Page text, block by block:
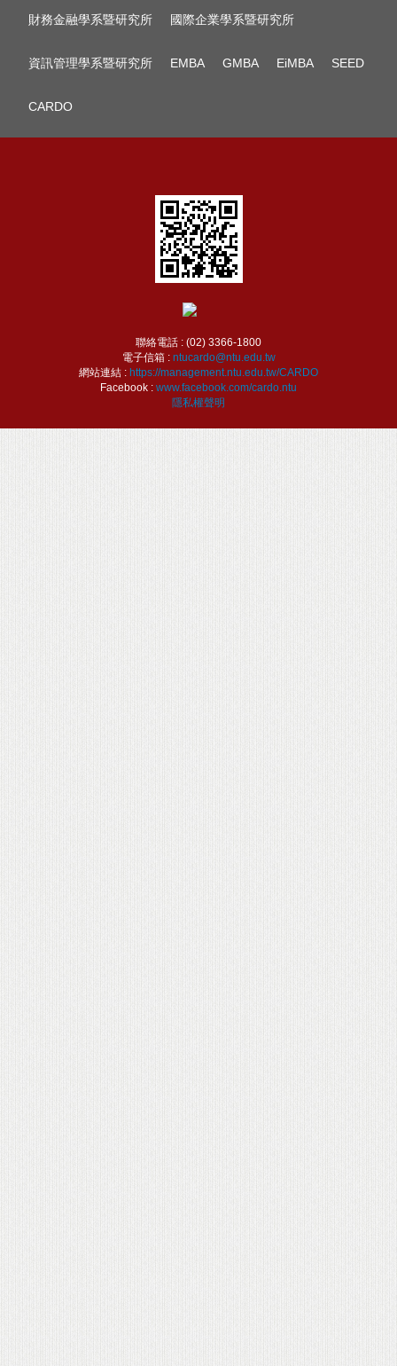
財務金融學系暨研究所 國際企業學系暨研究所
資訊管理學系暨研究所 EMBA GMBA EiMBA SEED
CARDO
聯絡電話 : (02) 3366-1800
電子信箱 : ntucardo@ntu.edu.tw
網站連結 : https://management.ntu.edu.tw/CARDO
Facebook : www.facebook.com/cardo.ntu
隱私權聲明